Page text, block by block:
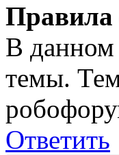
В данном
темы.
Ответить